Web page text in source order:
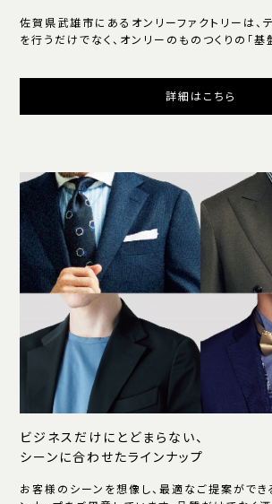
佐賀県武雄市にあるオンリーファクトリーは、
を行うだけでなく、オンリーのものつくりの「基
詳細はこちら
ビジネスだけにとどまらない、
シーンに合わせたラインナップ
お客様のシーンを想像し、最適なご提案ができ